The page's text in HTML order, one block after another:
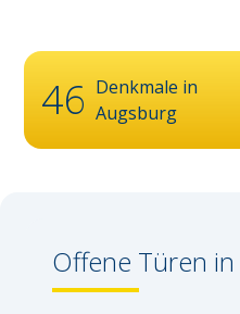
46 Denkmale in
Augsburg
Offene Türen in